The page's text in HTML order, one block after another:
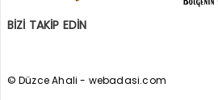
BİZİ TAKİP EDİN
© Düzce Ahali - webadasi.com